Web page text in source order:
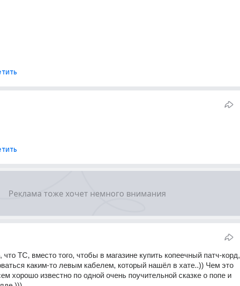
что ТС, вместо того, чтобы в магазине купить копеечный патч-корд,
каким-то левым кабелем, который нашёл в хате..)) Чем это
хорошо известно по одной очень поучительной сказке о попе и